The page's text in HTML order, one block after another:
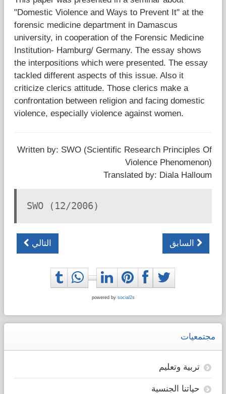
قضايا الأسرة
مرصد العنف والإعلام
"Domestic Violence and Ways to Prevent It" at the
forensic medicine department in Damascus
university, in cooperation of the Forensic Medicine
Institution- Hamburg/ Germany. The essay shows
the interpositions which were presented. The essay
tackled different aspects of this issue. Also it
criticize clerics attitude. Those clerics make a
confrontation between religion and facing domestic
violence, especially violence against women.
Written by: SWO (Scientific Research Principles Of
Violence Phenomenon)
Translated by: Diala Halloum
SWO (12/2006)
السابق التالي
powered by social2s
مجتمعيات
تربية وتعليم
حياتنا الجنسية